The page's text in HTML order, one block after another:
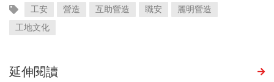
工安 營造 互助營造 職安
麗明營造
工地文化
延伸閱讀